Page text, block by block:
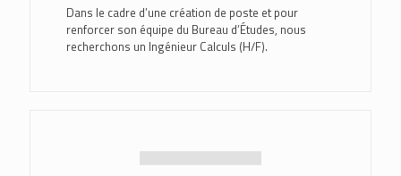
Dans le cadre d’une création de poste et pour
renforcer son équipe du Bureau d’Études, nous
recherchons un Ingénieur Calculs (H/F).